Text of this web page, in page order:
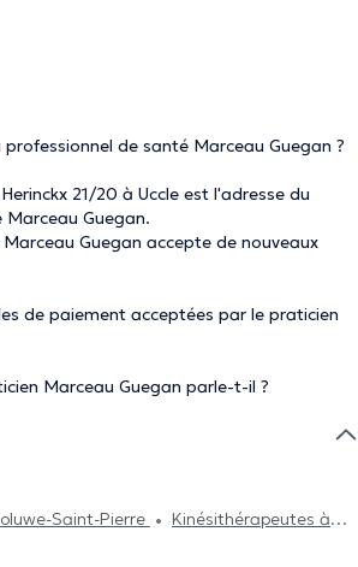
de santé Marceau Guegan ?
21/20 à Uccle est l'adresse du
Guegan.
Guegan accepte de nouveaux
de paiement acceptées par le praticien
Marceau Guegan parle-t-il ?
Saint-Pierre
Kinésithérapeutes à